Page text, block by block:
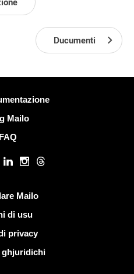
Ducumenti
Mailo
LinkedInInstagram
Threads
Mailo
di usu
privacy
ghjuridichi